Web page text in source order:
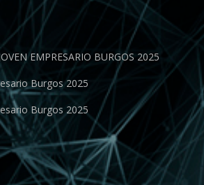
EMPRESARIO BURGOS 2025
Burgos 2025
Burgos 2025